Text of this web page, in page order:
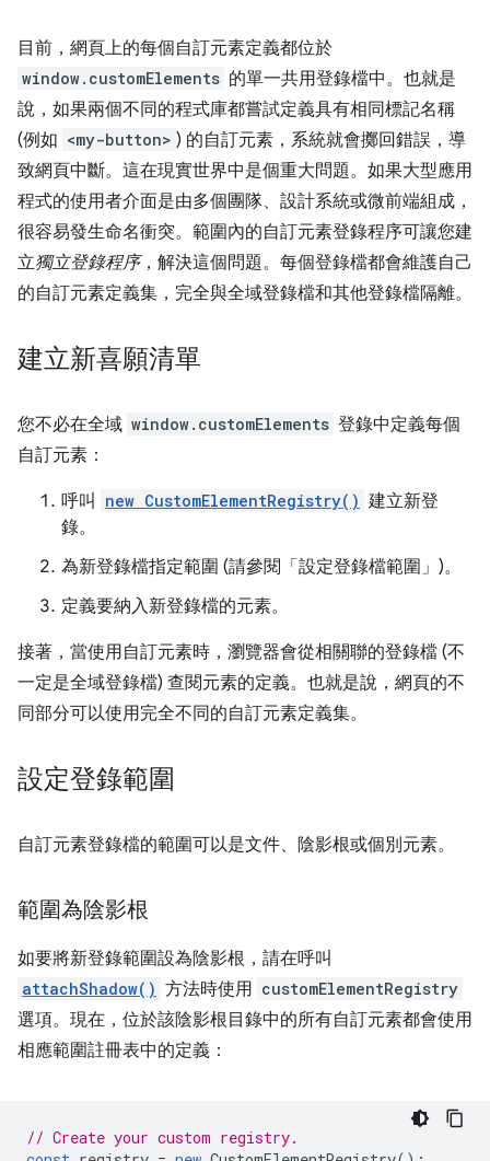
目前，網頁上的每個自訂元素定義都位於
window.customElements 的單一共用登錄檔中。也就是
說，如果兩個不同的程式庫都嘗試定義具有相同標記名稱
(例如 <my-button> ) 的自訂元素，系統就會擲回錯誤，導
致網頁中斷。這在現實世界中是個重大問題。如果大型應用
程式的使用者介面是由多個團隊、設計系統或微前端組成，
很容易發生命名衝突。範圍內的自訂元素登錄程序可讓您建
立獨立登錄程序，解決這個問題。每個登錄檔都會維護自己
的自訂元素定義集，完全與全域登錄檔和其他登錄檔隔離。
建立新喜願清單
您不必在全域 window.customElements 登錄中定義每個
自訂元素：
呼叫 new CustomElementRegistry() 建立新登
錄。
為新登錄檔指定範圍 (請參閱「設定登錄檔範圍」)。
定義要納入新登錄檔的元素。
接著，當使用自訂元素時，瀏覽器會從相關聯的登錄檔 (不
一定是全域登錄檔) 查閱元素的定義。也就是說，網頁的不
同部分可以使用完全不同的自訂元素定義集。
設定登錄範圍
自訂元素登錄檔的範圍可以是文件、陰影根或個別元素。
範圍為陰影根
如要將新登錄範圍設為陰影根，請在呼叫
attachShadow() 方法時使用 customElementRegistry
選項。現在，位於該陰影根目錄中的所有自訂元素都會使用
相應範圍註冊表中的定義：
// Create your custom registry.